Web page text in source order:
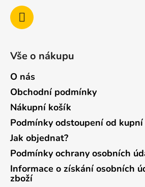
Vše o nákupu
O nás
Obchodní podmínky
Nákupní košík
Podmínky odstoupení od
Jak objednat?
Podmínky ochrany osobních
Informace o získání osobních
zboží